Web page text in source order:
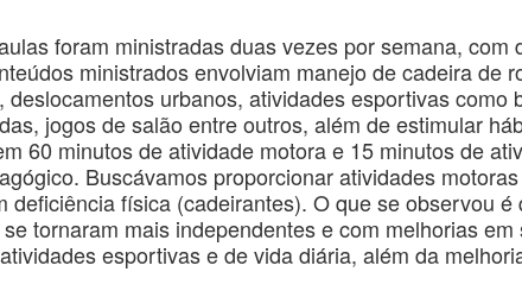
foram ministradas duas vezes por semana, com
ministrados envolviam manejo de cadeira de
urbanos, atividades esportivas como
jogos de salão entre outros, além de estimular
60 minutos de atividade motora e 15 minutos de
Buscávamos proporcionar atividades
deficiência física (cadeirantes). O que se observou é
tornaram mais independentes e com melhorias em
esportivas e de vida diária, além da